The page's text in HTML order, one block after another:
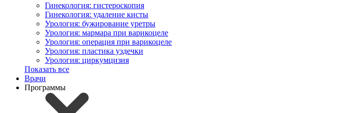
Гинекология: гистероскопия
Гинекология: удаление кисты
Урология: бужирование уретры
Урология: мармара при варикоцеле
Урология: операция при варикоцеле
Урология: пластика уздечки
Урология: циркумцизия
Показать все
Врачи
Программы